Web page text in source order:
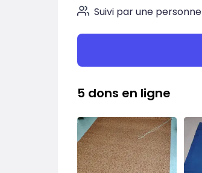
Suivi par une personne
5 dons en ligne